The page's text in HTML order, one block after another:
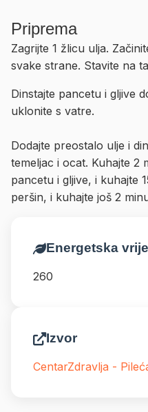
Priprema
Zagrijte 1 žlicu ulja.
svake strane. Stavite na
Dinstajte pancetu i gljive
uklonite s vatre.
Dodajte preostalo ulje i
temeljac i ocat. Kuhajte 2
pancetu i gljive, i kuhajte
peršin, i kuhajte još 2
Energetska
260
Izvor
CentarZdravlja -